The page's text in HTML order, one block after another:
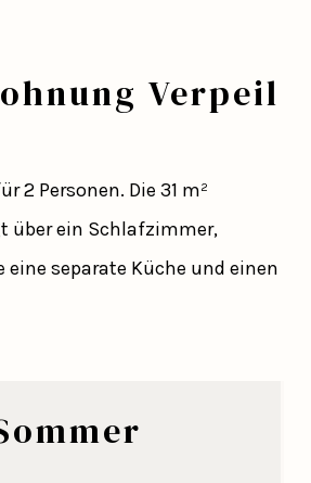
Verpeil
2 Personen. Die 31 m²
über ein Schlafzimmer,
eine separate Küche und einen